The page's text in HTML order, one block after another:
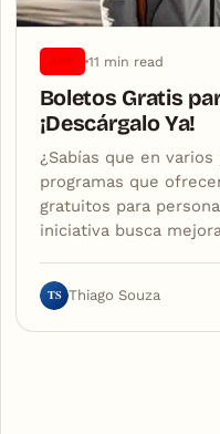
11 min read
Boletos Gratis
¡Descárgalo Ya!
¿Sabías que en
programas que
gratuitos para
iniciativa busca
TS Thiago Souza